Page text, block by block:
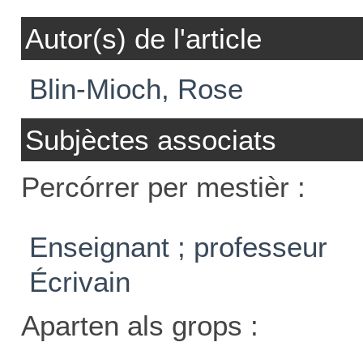
Autor(s) de l'article
Blin-Mioch, Rose
Subjèctes associats
Percórrer per mestièr :
Enseignant ; professeur
Écrivain
Aparten als grops :